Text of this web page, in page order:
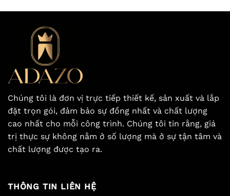
Chúng tôi là đơn vị trực tiếp thiết kế, sản xuất và lắp
đặt trọn gói, đảm bảo sự đồng nhất và chất lượng
cao nhất cho mỗi công trình. Chúng tôi tin rằng, giá
trị thực sự không nằm ở số lượng mà ở sự tận tâm và
chất lượng được tạo ra.
THÔNG TIN LIÊN HỆ